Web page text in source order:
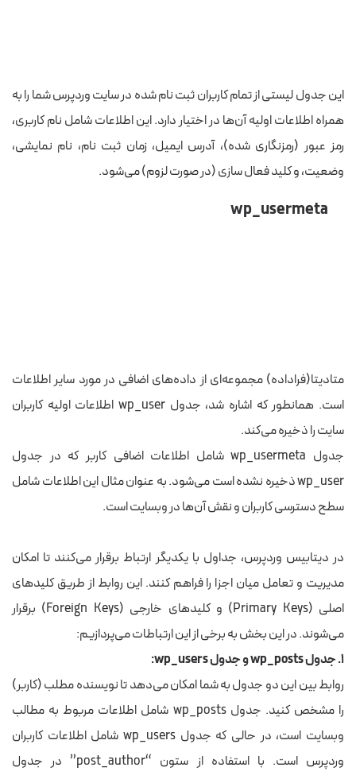
این جدول لیستی از تمام کاربران ثبت نام شده در سایت وردپرس شما را به
همراه اطلاعات اولیه آن‌ها در اختیار دارد. این اطلاعات شامل نام کاربری،
رمز عبور (رمزنگاری شده)، آدرس ایمیل، زمان ثبت نام، نام نمایشی،
وضعیت، و کلید فعال سازی (در صورت لزوم) می‌شود.
wp_usermeta
متادیتا(فراداده) مجموعه‌ای از داده‌های اضافی در مورد سایر اطلاعات
است. همانطور که اشاره شد، جدول wp_user اطلاعات اولیه کاربران
سایت را ذخیره می‌کند.
جدول wp_usermeta شامل اطلاعات اضافی کاربر که در جدول
wp_user ذخیره نشده است می‌شود. به عنوان مثال این اطلاعات شامل
سطح دسترسی کاربران و نقش آن‌ها در وبسایت است.
در دیتابیس وردپرس، جداول با یکدیگر ارتباط برقرار می‌کنند تا امکان
مدیریت و تعامل میان اجزا را فراهم کنند. این روابط از طریق کلیدهای
اصلی (Primary Keys) و کلیدهای خارجی (Foreign Keys) برقرار
می‌شوند. در این بخش به برخی از این ارتباطات می‌پردازیم:
۱. جدول wp_posts و جدول wp_users:
روابط بین این دو جدول به شما امکان می‌دهد تا نویسنده مطلب (کاربر)
را مشخص کنید. جدول wp_posts شامل اطلاعات مربوط به مطالب
وبسایت است، در حالی که جدول wp_users شامل اطلاعات کاربران
وردپرس است. با استفاده از ستون “post_author” در جدول